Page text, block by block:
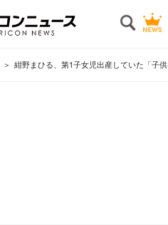
紺野まひる、第1子女児出産していた「子